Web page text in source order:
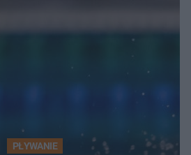
PŁYWANIE